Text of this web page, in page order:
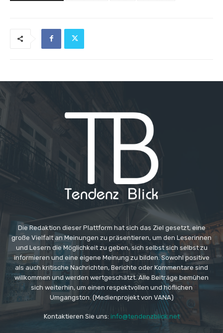
Die Redaktion dieser Plattform hat sich das Ziel gesetzt, eine
große Vielfalt an Meinungen zu präsentieren, um den Leserinnen
und Lesern die Möglichkeit zu geben, sich selbst sich selbst zu
informieren und eine eigene Meinung zu bilden. Sowohl positive
als auch kritische Nachrichten, Berichte oder Kommentare sind
willkommen und werden wertgeschätzt. Alle Beiträge bemühen
sich weiterhin, um einen respektvollen und höflichen
Umgangston. (Medienprojekt von VANA)
Kontaktieren Sie uns: info@tendenzblick.net